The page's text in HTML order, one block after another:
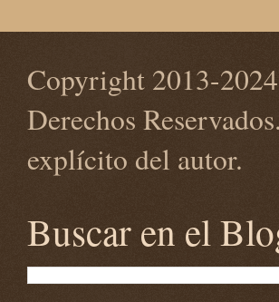
Copyright 2013-
Derechos
explícito del autor.
Buscar en el